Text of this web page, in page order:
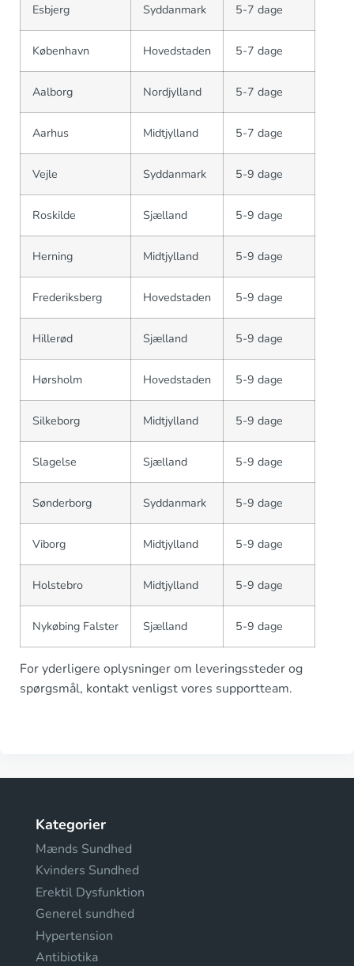
Esbjerg Syddanmark 5-7 dage
København Hovedstaden 5-7 dage
Aalborg Nordjylland 5-7 dage
Aarhus Midtjylland 5-7 dage
Vejle Syddanmark 5-9 dage
Roskilde Sjælland 5-9 dage
Herning Midtjylland 5-9 dage
Frederiksberg Hovedstaden 5-9 dage
Hillerød Sjælland 5-9 dage
Hørsholm Hovedstaden 5-9 dage
Silkeborg Midtjylland 5-9 dage
Slagelse Sjælland 5-9 dage
Sønderborg Syddanmark 5-9 dage
Viborg Midtjylland 5-9 dage
Holstebro Midtjylland 5-9 dage
Nykøbing Falster Sjælland 5-9 dage
For yderligere oplysninger om leveringssteder og
spørgsmål, kontakt venligst vores supportteam.
Kategorier
Mænds Sundhed
Kvinders Sundhed
Erektil Dysfunktion
Generel sundhed
Hypertension
Antibiotika